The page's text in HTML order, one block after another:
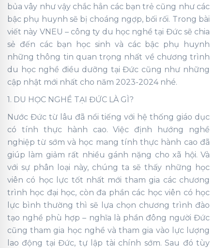
bủa vây như vậy chắc hẳn các bạn trẻ cũng như các
bậc phụ huynh sẽ bị choáng ngợp, bối rối. Trong bài
viết này VNEU – công ty du học nghề tại Đức sẽ chia
sẻ đến các bạn học sinh và các bậc phụ huynh
những thông tin quan trọng nhất về chương trình
du học nghề điều dưỡng tại Đức cũng như những
cập nhật mới nhất cho năm 2023-2024 nhé.
1. DU HỌC NGHỀ TẠI ĐỨC LÀ GÌ?
Nước Đức từ lâu đã nổi tiếng với hệ thống giáo dục
có tính thực hành cao. Việc định hướng nghề
nghiệp từ sớm và học mang tính thực hành cao đã
giúp làm giảm rất nhiều gánh nặng cho xã hội. Và
với sự phân loại này, chúng ta sẽ thấy những học
viên có học lực tốt nhất mới tham gia các chương
trình học đại học, còn đa phần các học viên có học
lực bình thường thì sẽ lựa chọn chương trình đào
tạo nghề phù hợp – nghĩa là phần đông người Đức
cũng tham gia học nghề và tham gia vào lực lượng
lao động tại Đức, tự lập tài chính sớm. Sau đó tùy